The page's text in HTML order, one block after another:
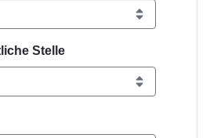
Stelle